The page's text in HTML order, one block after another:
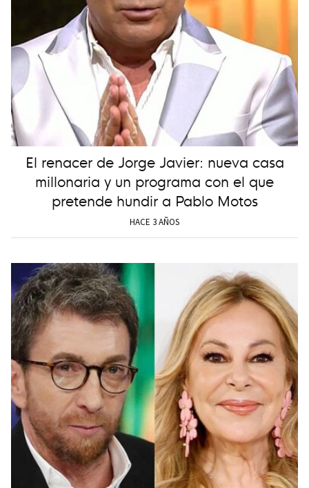
El renacer de Jorge Javier: nueva casa
millonaria y un programa con el que
pretende hundir a Pablo Motos
HACE 3 AÑOS